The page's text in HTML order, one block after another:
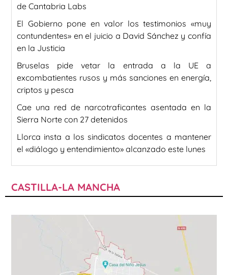
de Cantabria Labs
El Gobierno pone en valor los testimonios «muy
contundentes» en el juicio a David Sánchez y confía
en la Justicia
Bruselas pide vetar la entrada a la UE a
excombatientes rusos y más sanciones en energía,
criptos y pesca
Cae una red de narcotraficantes asentada en la
Sierra Norte con 27 detenidos
Llorca insta a los sindicatos docentes a mantener
el «diálogo y entendimiento» alcanzado este lunes
CASTILLA-LA MANCHA